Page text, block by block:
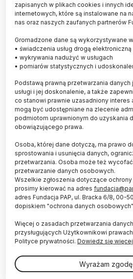
TSUE: stypendium
studenta nie może być
dochody jego rodzica
Stypendium przyznawane
ramach programu Erasmus+
wliczane do dochodów
dochodów nie powinien
dotychczasowych
orzekł w czwartek Trybunał
UE.
11.09.2017
Szef LP: są
wycofał się z
Puszczy
zapisanych w plikach cookies i innych
internetowych, które są instalowane na
nas oraz naszych zaufanych partnerów
Gromadzone dane są wykorzystywane
• świadczenia usług drogą elektroniczną
• wykrywania nadużyć w usługach
• pomiarów statystycznych i
Podstawą prawną przetwarzania
usługi i jej doskonalenie, a także
co stanowi prawnie uzasadniony interes
mogą być udostępniane na zlecenie
podmiotom uprawnionym do uzyskania
obowiązującego prawa.
Osoba, której dane dotyczą, ma prawo
sprostowania i usunięcia danych,
przetwarzania. Osoba może też
przetwarzanie danych osobowych.
Wszelkie zgłoszenia dotyczące
prosimy kierować na adres
adres Fundacja PAP, ul. Bracka 6/8, 00-
dopiskiem "ochrona danych osobowych"
Więcej o zasadach przetwarzania
przysługujących Użytkownikowi
Polityce prywatności. Dowiedz się
Wyrażam zgodę